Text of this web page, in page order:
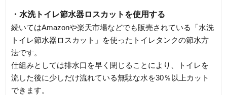
・水洗トイレ節水器ロスカットを使用する
続いてはAmazonや楽天市場などでも販売されている「水洗
トイレ節水器ロスカット」を使ったトイレタンクの節水方
法です。
仕組みとしては排水口を早く閉じることにより、トイレを
流した後に少しだけ流れている無駄な水を30％以上カット
できます。